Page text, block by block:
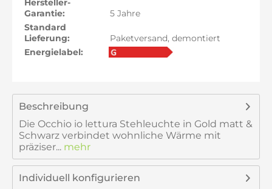
Hersteller-
Garantie:
5 Jahre
Standard
Lieferung:
Paketversand, demontiert
Energielabel:
Beschreibung
Die Occhio io lettura Stehleuchte in Gold matt &
Schwarz verbindet wohnliche Wärme mit
präziser... mehr
Individuell konfigurieren